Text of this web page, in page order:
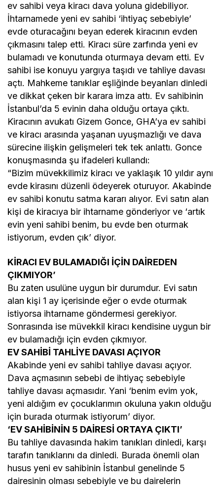
ev sahibi veya kiracı dava yoluna gidebiliyor.
İhtarnamede yeni ev sahibi ‘ihtiyaç sebebiyle’
evde oturacağını beyan ederek kiracının evden
çıkmasını talep etti. Kiracı süre zarfında yeni ev
bulamadı ve konutunda oturmaya devam etti. Ev
sahibi ise konuyu yargıya taşıdı ve tahliye davası
açtı. Mahkeme tanıklar eşliğinde beyanları dinledi
ve dikkat çeken bir karara imza attı. Ev sahibinin
İstanbul’da 5 evinin daha olduğu ortaya çıktı.
Kiracının avukatı Gizem Gonce, GHA’ya ev sahibi
ve kiracı arasında yaşanan uyuşmazlığı ve dava
sürecine ilişkin gelişmeleri tek tek anlattı. Gonce
konuşmasında şu ifadeleri kullandı:
“Bizim müvekkilimiz kiracı ve yaklaşık 10 yıldır aynı
evde kirasını düzenli ödeyerek oturuyor. Akabinde
ev sahibi konutu satma kararı alıyor. Evi satın alan
kişi de kiracıya bir ihtarname gönderiyor ve ‘artık
evin yeni sahibi benim, bu evde ben oturmak
istiyorum, evden çık’ diyor.
KİRACI EV BULAMADIĞI İÇİN DAİREDEN
ÇIKMIYOR’
Bu zaten usulüne uygun bir durumdur. Evi satın
alan kişi 1 ay içerisinde eğer o evde oturmak
istiyorsa ihtarname göndermesi gerekiyor.
Sonrasında ise müvekkil kiracı kendisine uygun bir
ev bulamadığı için evden çıkmıyor.
EV SAHİBİ TAHLİYE DAVASI AÇIYOR
Akabinde yeni ev sahibi tahliye davası açıyor.
Dava açmasının sebebi de ihtiyaç sebebiyle
tahliye davası açmasıdır. Yani ‘benim evim yok,
yeni aldığım ev çocuklarımın okuluna yakın olduğu
için burada oturmak istiyorum’ diyor.
‘EV SAHİBİNİN 5 DAİRESİ ORTAYA ÇIKTI’
Bu tahliye davasında hakim tanıkları dinledi, karşı
tarafın tanıklarını da dinledi. Burada önemli olan
husus yeni ev sahibinin İstanbul genelinde 5
dairesinin olması sebebiyle ve bu dairelerin